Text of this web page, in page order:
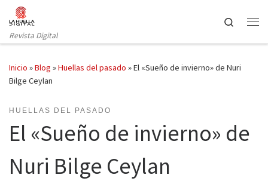
Saltar al contenido
Revista Digital
Search
Inicio »Blog »Huellas del pasado »El «Sueño de invierno» de Nuri
Bilge Ceylan
HUELLAS DEL PASADO
El «Sueño de invierno» de
Nuri Bilge Ceylan